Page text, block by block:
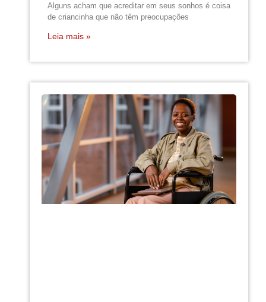
Alguns acham que acreditar em seus sonhos é coisa
de criancinha que não têm preocupações
Leia mais »